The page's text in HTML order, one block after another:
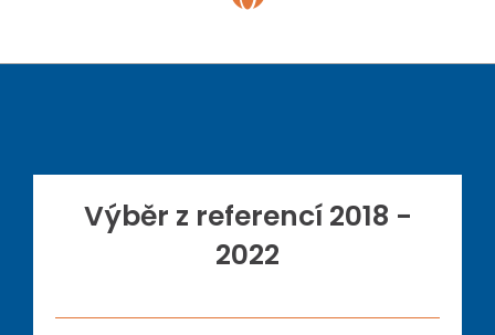
Výběr z referencí 2018 -
2022